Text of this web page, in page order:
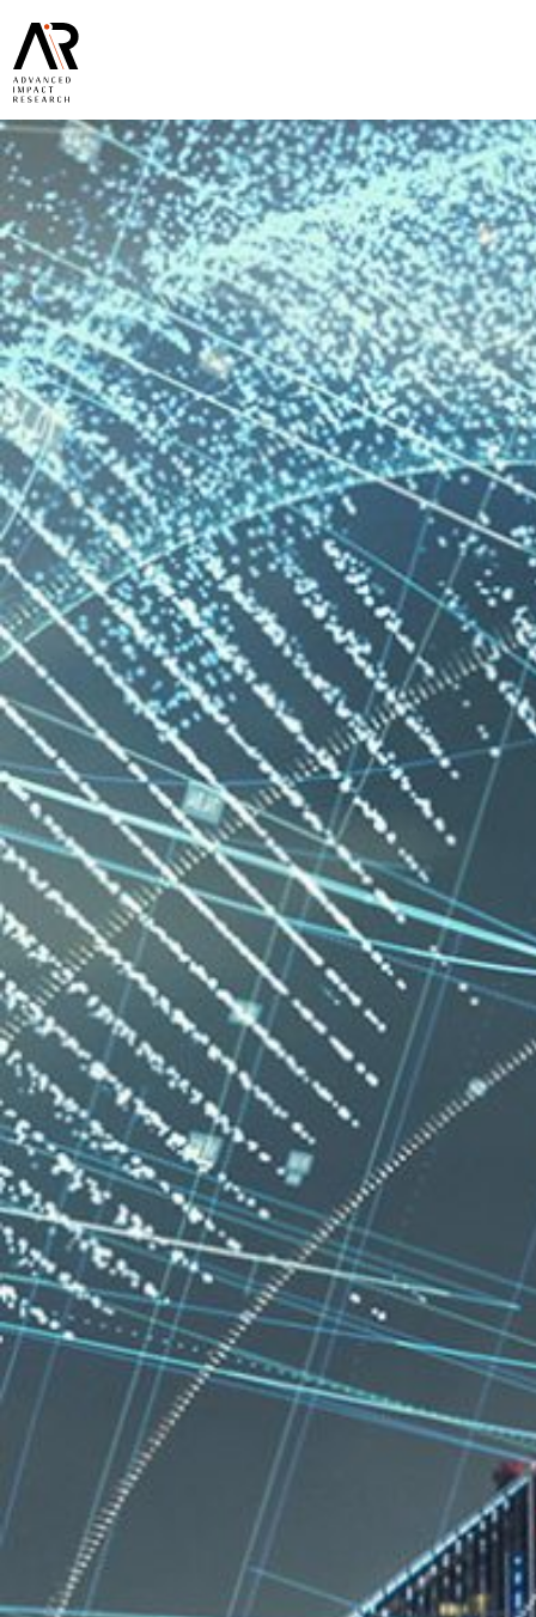
ÜBER UNS
EXPERTISE
PUBLIKATIONEN & NEWS
TEAM
WISSENSCH. BEIRAT
Artikel